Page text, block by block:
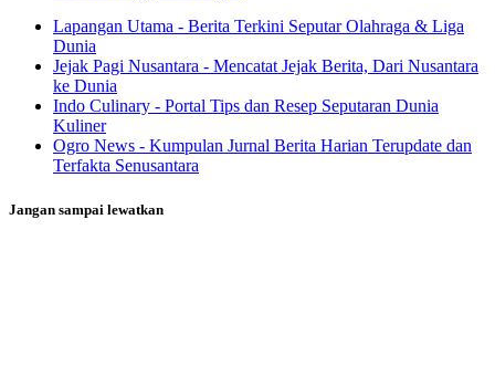
Lapangan Utama - Berita Terkini Seputar Olahraga & Liga
Dunia
Jejak Pagi Nusantara - Mencatat Jejak Berita, Dari Nusantara
ke Dunia
Indo Culinary - Portal Tips dan Resep Seputaran Dunia
Kuliner
Ogro News - Kumpulan Jurnal Berita Harian Terupdate dan
Terfakta Senusantara
Jangan sampai lewatkan